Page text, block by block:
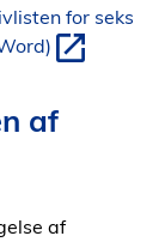
for seks
af
af